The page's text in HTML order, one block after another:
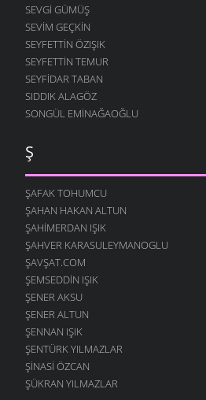
SEVGI GÜMÜŞ
SEVIM GEÇKIN
SEYFETTIN ÖZIŞIK
SEYFETTIN TEMUR
SEYFIDAR TABAN
SIDDIK ALAGÖZ
SONGÜL EMINAĞAOĞLU
Ş
ŞAFAK TOHUMCU
ŞAHAN HAKAN ALTUN
ŞAHIMERDAN IŞIK
ŞAHVER KARASULEYMANOGLU
ŞAVŞAT.COM
ŞEMSEDDIN IŞIK
ŞENER AKSU
ŞENER ALTUN
ŞENNAN IŞIK
ŞENTÜRK YILMAZLAR
ŞINASI ÖZCAN
ŞÜKRAN YILMAZLAR